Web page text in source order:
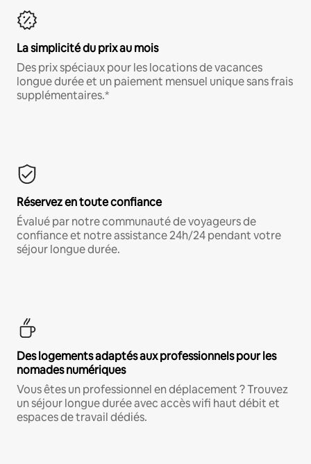
La simplicité du prix au mois
Des prix spéciaux pour les locations de vacances
longue durée et un paiement mensuel unique sans frais
supplémentaires.*
Réservez en toute confiance
Évalué par notre communauté de voyageurs de
confiance et notre assistance 24h/24 pendant votre
séjour longue durée.
Des logements adaptés aux professionnels pour les
nomades numériques
Vous êtes un professionnel en déplacement ? Trouvez
un séjour longue durée avec accès wifi haut débit et
espaces de travail dédiés.